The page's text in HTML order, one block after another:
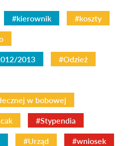
#kierownik #koszty
2013 #Odzież
w bobowej
#Stypendia
#Urząd #wniosek